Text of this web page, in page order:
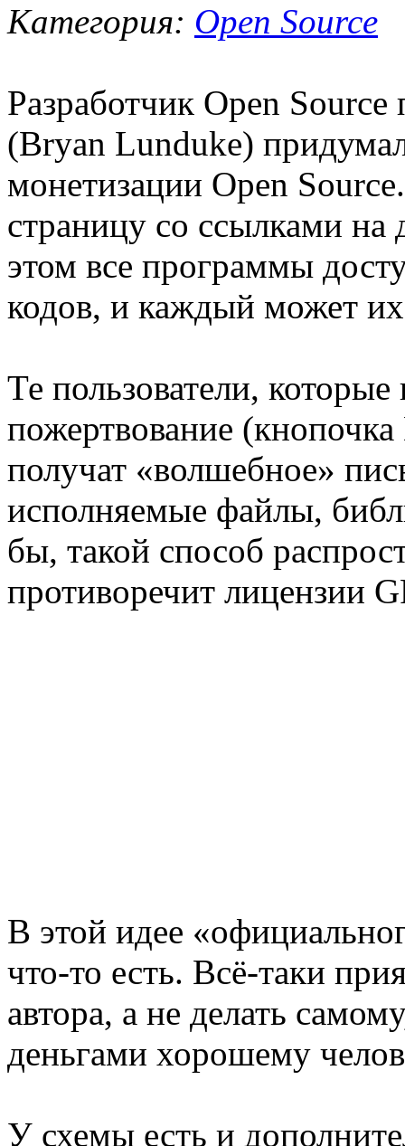
Категория: Open Source
Разработчик Open
(Bryan Lunduke)
монетизации Open
страницу со ссылками
этом все программы
кодов, и каждый может
Те пользователи,
пожертвование
получат «волшебное»
исполняемые файлы,
бы, такой способ
противоречит лицензии
В этой идее
что-то есть. Всё-таки
автора, а не делать
деньгами хорошему
У схемы есть и